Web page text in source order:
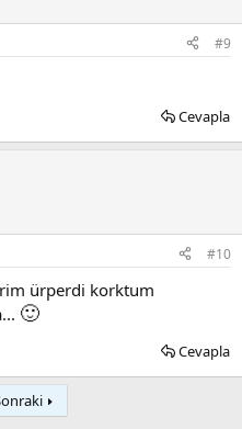
#9
Cevapla
#10
ürperdi korktum
🙂
Cevapla